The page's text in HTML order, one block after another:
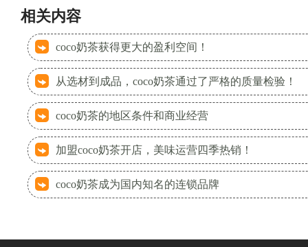
相关内容
coco奶茶获得更大的盈利空间！
从选材到成品，coco奶茶通过了严格的质量检验！
coco奶茶的地区条件和商业经营
加盟coco奶茶开店，美味运营四季热销！
coco奶茶成为国内知名的连锁品牌